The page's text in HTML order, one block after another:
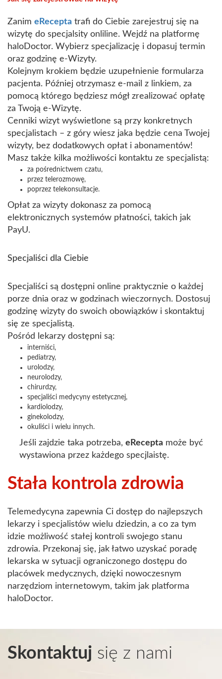
Zanim eRecepta trafi do Ciebie zarejestruj się na
wizytę do specjalsity onliline. Wejdź na platformę
haloDoctor. Wybierz specjalizację i dopasuj termin
oraz godzinę e-Wizyty.
Kolejnym krokiem będzie uzupełnienie formularza
pacjenta. Później otrzymasz e-mail z linkiem, za
pomocą którego będziesz mógł zrealizować opłatę
za Twoją e-Wizytę.
Cenniki wizyt wyświetlone są przy konkretnych
specjalistach – z góry wiesz jaka będzie cena Twojej
wizyty, bez dodatkowych opłat i abonamentów!
Masz także kilka możliwości kontaktu ze specjalistą:
za pośrednictwem czatu,
przez telerozmowę,
poprzez telekonsultacje.
Opłat za wizyty dokonasz za pomocą
elektronicznych systemów płatności, takich jak
PayU.
Specjaliści dla Ciebie
Specjaliści są dostępni online praktycznie o każdej
porze dnia oraz w godzinach wieczornych. Dostosuj
godzinę wizyty do swoich obowiązków i skontaktuj
się ze specjalistą.
Pośród lekarzy dostępni są:
interniści,
pediatrzy,
urolodzy,
neurolodzy,
chirurdzy,
specjaliści medycyny estetycznej,
kardiolodzy,
ginekolodzy,
okuliści i wielu innych.
Jeśli zajdzie taka potrzeba, eRecepta może być
wystawiona przez każdego specjlaistę.
Stała kontrola zdrowia
Telemedycyna zapewnia Ci dostęp do najlepszych
lekarzy i specjalistów wielu dziedzin, a co za tym
idzie możliwość stałej kontroli swojego stanu
zdrowia. Przekonaj się, jak łatwo uzyskać poradę
lekarska w sytuacji ograniczonego dostępu do
placówek medycznych, dzięki nowoczesnym
narzędziom internetowym, takim jak platforma
haloDoctor.
Skontaktuj się z nami